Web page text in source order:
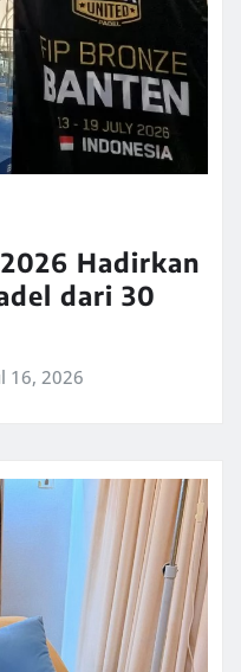
Hadirkan
dari 30
16, 2026